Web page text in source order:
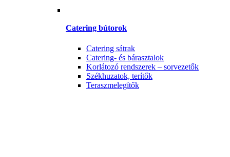
Catering bútorok
Catering sátrak
Catering- és bárasztalok
Korlátozó rendszerek – sorvezetők
Székhuzatok, terítők
Teraszmelegítők